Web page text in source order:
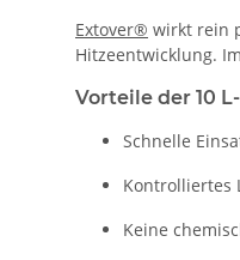
Extover® wirkt rein
Hitzeentwicklung.
Vorteile der 10
Schnelle
Kontrolliertes
Keine